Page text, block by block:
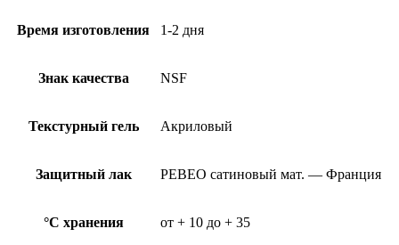
Время изготовления 1-2 дня
Знак качества NSF
Текстурный гель Акриловый
Защитный лак PEBEO сатиновый мат. — Франция
°C хранения от + 10 до + 35